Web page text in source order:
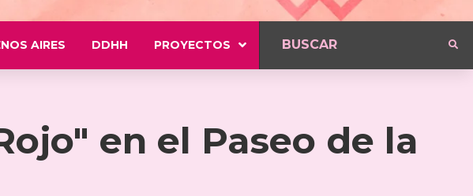
AIRES DDHH PROYECTOS
en el Paseo de la